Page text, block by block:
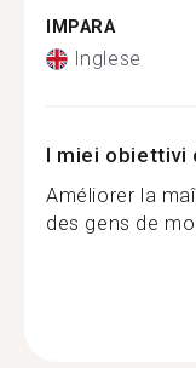
IMPARA
Inglese
I miei obiettivi
Améliorer la
des gens de